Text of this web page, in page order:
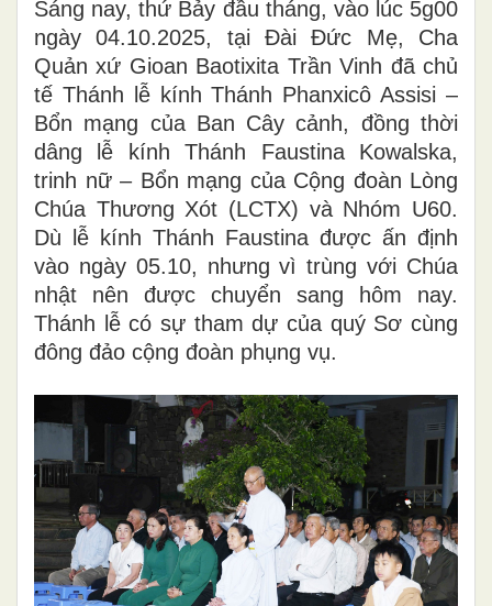
Sáng nay, thứ Bảy đầu tháng, vào lúc 5g00
ngày 04.10.2025, tại Đài Đức Mẹ, Cha
Quản xứ Gioan Baotixita Trần Vinh đã chủ
tế Thánh lễ kính Thánh Phanxicô Assisi –
Bổn mạng của Ban Cây cảnh, đồng thời
dâng lễ kính Thánh Faustina Kowalska,
trinh nữ – Bổn mạng của Cộng đoàn Lòng
Chúa Thương Xót (LCTX) và Nhóm U60.
Dù lễ kính Thánh Faustina được ấn định
vào ngày 05.10, nhưng vì trùng với Chúa
nhật nên được chuyển sang hôm nay.
Thánh lễ có sự tham dự của quý Sơ cùng
đông đảo cộng đoàn phụng vụ.